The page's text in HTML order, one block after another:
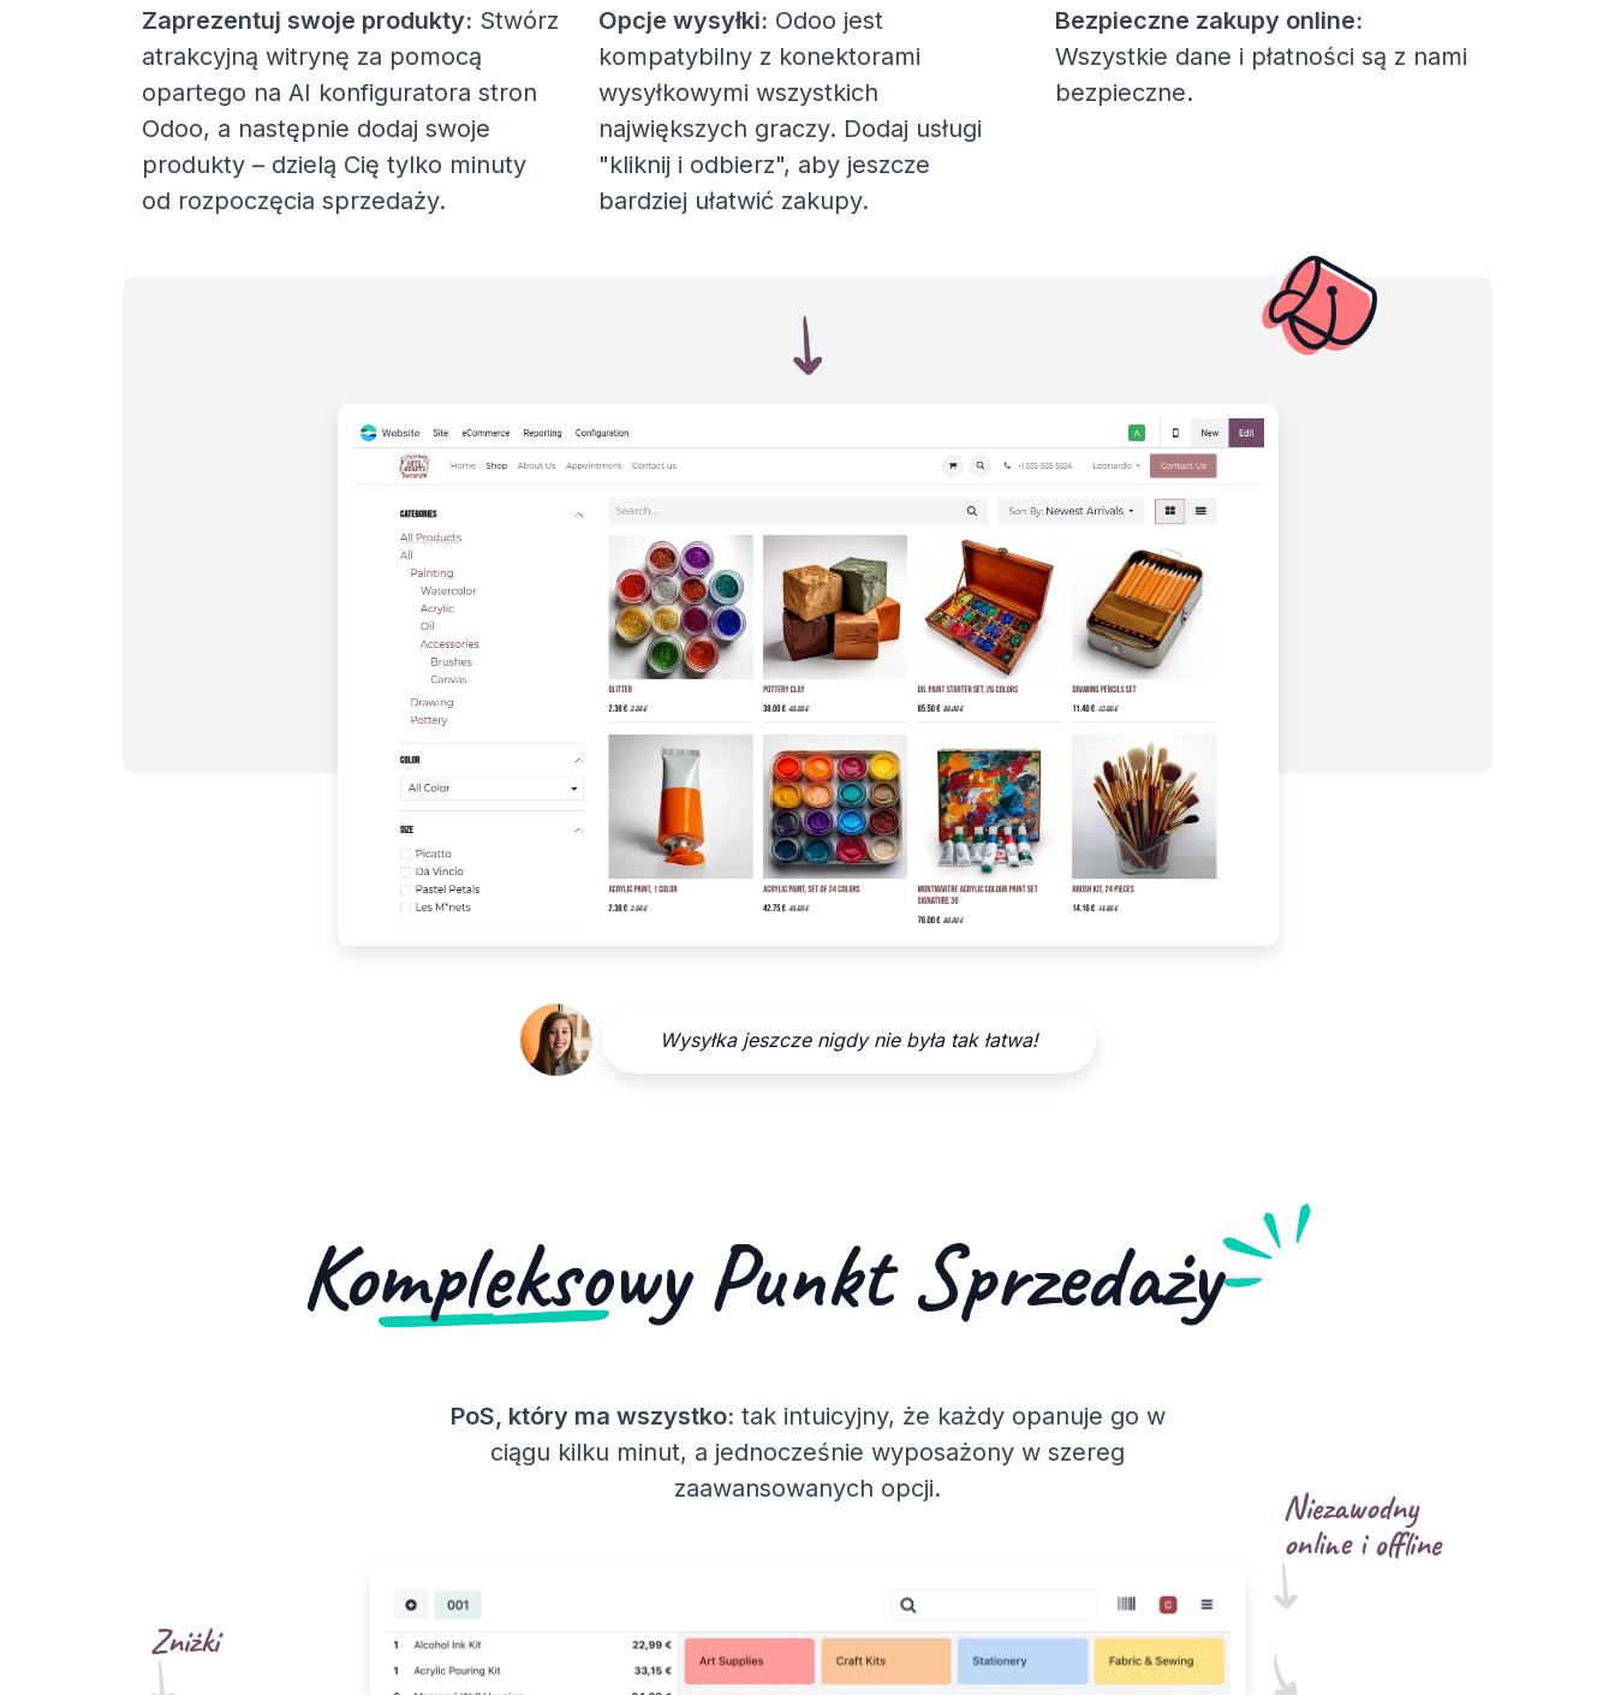
Zaprezentuj swoje produkty: Stwórz
atrakcyjną witrynę za pomocą
opartego na AI konfiguratora stron
Odoo, a następnie dodaj swoje
produkty – dzielą Cię tylko minuty
od rozpoczęcia sprzedaży.
Opcje wysyłki: Odoo jest
kompatybilny z konektorami
wysyłkowymi wszystkich
największych graczy. Dodaj usługi
"kliknij i odbierz", aby jeszcze
bardziej ułatwić zakupy.
Bezpieczne zakupy online:
Wszystkie dane i płatności są z nami
bezpieczne.
Wysyłka jeszcze nigdy nie była tak łatwa!
KompleksowyPunkt Sprzedaży
PoS, który ma wszystko: tak intuicyjny, że każdy opanuje go w
ciągu kilku minut, a jednocześnie wyposażony w szereg
zaawansowanych opcji.
Zniżki
Niezawodny
online i offline